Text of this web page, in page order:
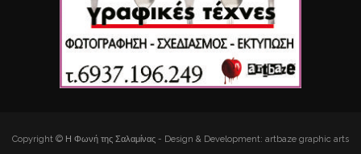
Copyright © Η Φωνή της Σαλαμίνας - Design & Development: artbaze graphic arts